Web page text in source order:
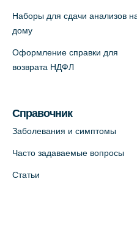
Медицинский центр
+7 (812) 660-73-69
Медицинский центр
Просвещения, 12к2
Наборы для сдачи анализов
дому
Оформление справки для
возврата НДФЛ
Справочник
Заболевания и симптомы
Часто задаваемые вопросы
Статьи